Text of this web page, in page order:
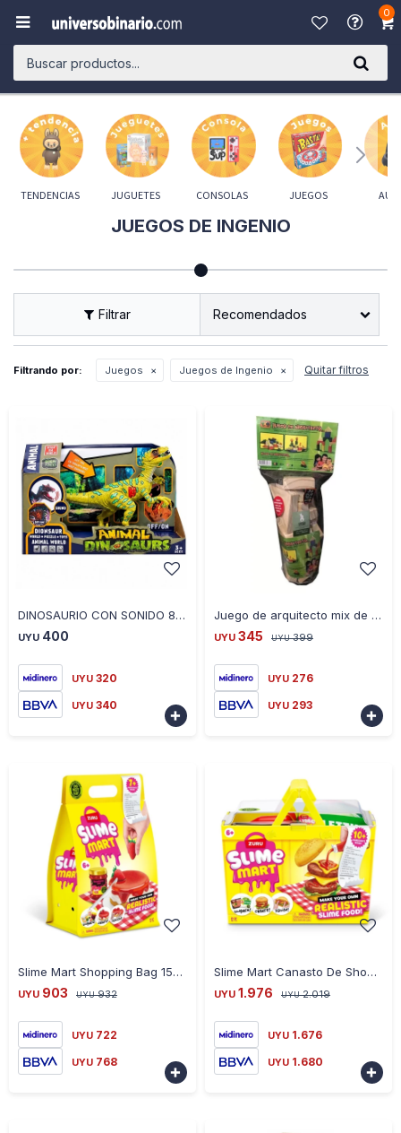
0

TENDENCIAS JUGUETES CONSOLAS JUEGOS
JUEGOS DE INGENIO
Recomendados
Filtrando por: Juegos Juegos de Ingenio Quitar filtros
DINOSAURIO CON SONIDO 8050
UYU 400
UYU 320
UYU 340

Juego de arquitecto mix de piezas en madera de colores
UYU 345 UYU 399
UYU 276
UYU 293

Slime Mart Shopping Bag 15901A Cheese Cake De Frutilla Ub
UYU 903 UYU 932
UYU 722
UYU 768

Slime Mart Canasto De Shopping Fast Food Universo Binario
UYU 1.976 UYU 2.019
UYU 1.676
UYU 1.680
